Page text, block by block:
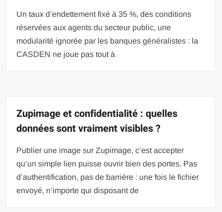
Un taux d’endettement fixé à 35 %, des conditions
réservées aux agents du secteur public, une
modularité ignorée par les banques généralistes : la
CASDEN ne joue pas tout à
Zupimage et confidentialité : quelles
données sont vraiment visibles ?
Publier une image sur Zupimage, c’est accepter
qu’un simple lien puisse ouvrir bien des portes. Pas
d’authentification, pas de barrière : une fois le fichier
envoyé, n’importe qui disposant de